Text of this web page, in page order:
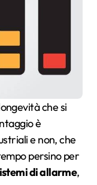
che si
è
e non, che
persino per
di allarme,